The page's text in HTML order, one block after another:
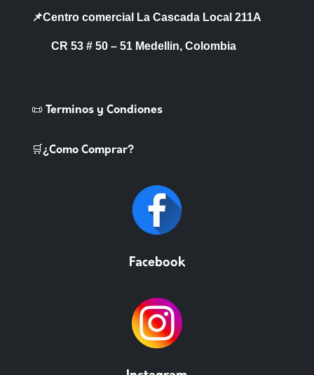
📌Centro comercial La Cascada Local 211A
CR 53 # 50 – 51 Medellin, Colombia
📜 Terminos y Condiones
🛒¿Como Comprar?
Facebook